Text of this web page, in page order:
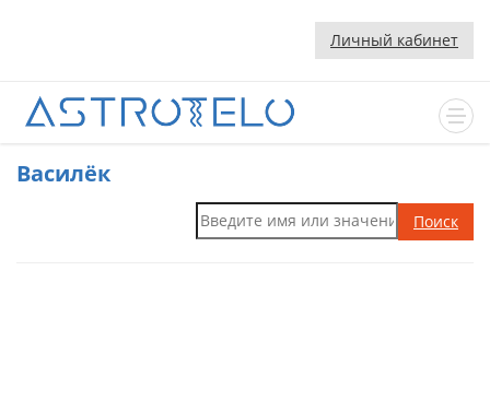
Личный кабинет
Василёк
Поиск